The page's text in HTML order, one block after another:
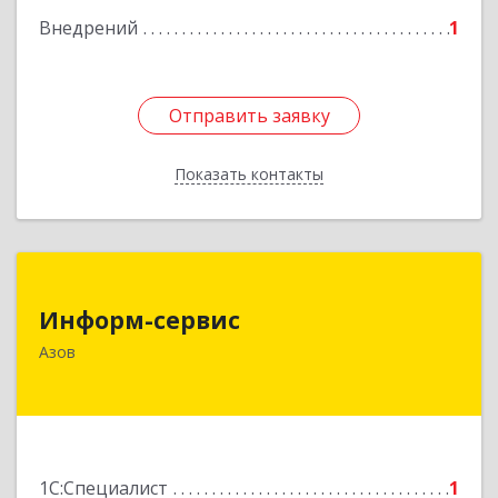
Внедрений 1
Отправить заявку
Показать контакты
Отправить заявку
Назад
Информ-сервис
Азов
1С:Специалист 1
346780, Ростовская обл, Азов г, Чехова ул, дом
Подробнее